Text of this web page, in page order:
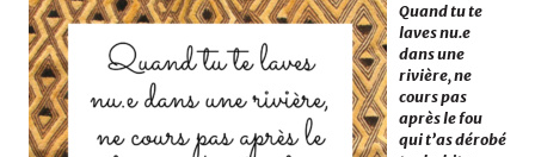
Quand tu te
laves nu.e
dans une
rivière, ne
cours pas
après le fou
qui t’as dérobé